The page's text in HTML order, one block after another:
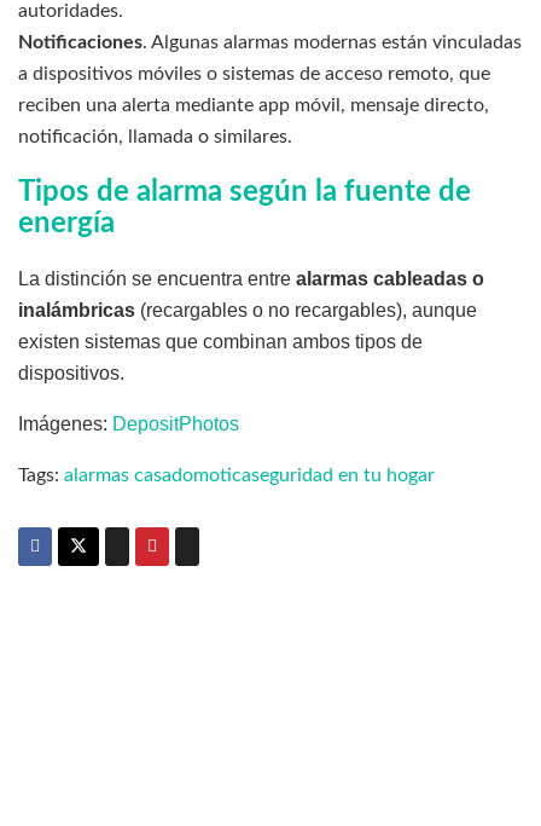
autoridades.
Notificaciones. Algunas alarmas modernas están vinculadas
a dispositivos móviles o sistemas de acceso remoto, que
reciben una alerta mediante app móvil, mensaje directo,
notificación, llamada o similares.
Tipos de alarma según la fuente de
energía
La distinción se encuentra entre alarmas cableadas o
inalámbricas (recargables o no recargables), aunque
existen sistemas que combinan ambos tipos de
dispositivos.
Imágenes: DepositPhotos
Tags: alarmas casadomoticaseguridad en tu hogar